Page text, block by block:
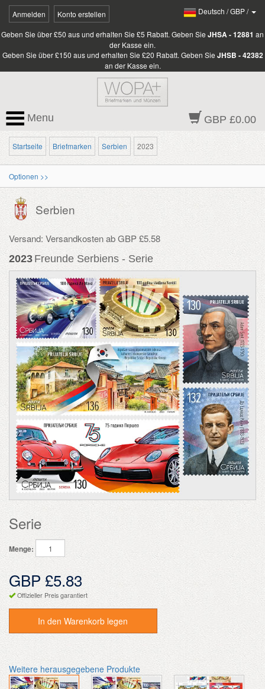
Anmelden Konto erstellen Deutsch /GBP/
Geben Sie über £50 aus und erhalten Sie £5 Rabatt. Geben Sie JHSA - 12881 an
der Kasse ein.
Geben Sie über £150 aus und erhalten Sie £20 Rabatt. Geben Sie JHSB - 42382
an der Kasse ein.
GBP £0.00
Menu
Startseite Briefmarken Serbien 2023
Optionen >>
Serbien
Versand: Versandkosten ab GBP £5.58
2023 Freunde Serbiens - Serie
Serie
Menge:
GBP £5.83
Offizieller Preis garantiert
In den Warenkorb legen
Weitere herausgegebene Produkte